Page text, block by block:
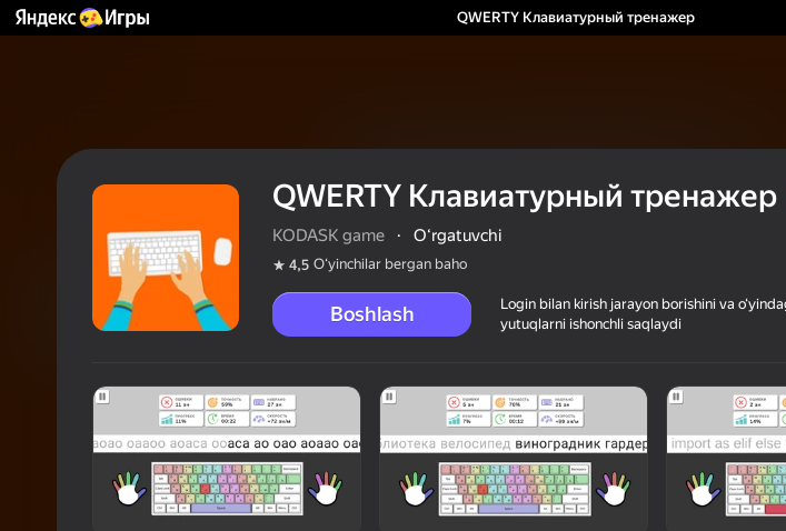
QWERTY Клавиатурный тренажер
QWERTY
Клавиатурный
тренажер
KODASK game
Oʻrgatuvchi
4,5 Oʻyinchilar bergan baho
QWERTY Клавиатурный тренажер
KODASK game · Oʻrgatuvchi
4,5 Oʻyinchilar bergan baho
Boshlash
Login bilan kirish jarayon borishini va
yutuqlarni ishonchli saqlaydi